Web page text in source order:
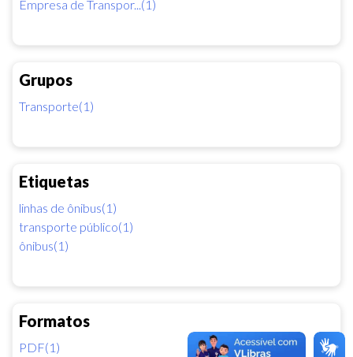
Empresa de Transpor...(1)
Grupos
Transporte(1)
Etiquetas
linhas de ônibus(1)
transporte público(1)
ônibus(1)
Formatos
PDF(1)